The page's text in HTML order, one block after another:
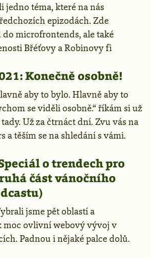
jedno téma, které na nás
epizodách. Zde
microfrontends, ale také
Břéťovy a Robinovy fi
Konečně osobně!
aby to bylo. Hlavně aby to
se viděli osobně.“ říkám si už
Už za čtrnáct dní. Zvu vás na
a těším se na shledání s vámi.
o trendech pro
část vánočního
jsme pět oblastí a
moc ovlivní webový vývoj v
Padnou i nějaké palce dolů.